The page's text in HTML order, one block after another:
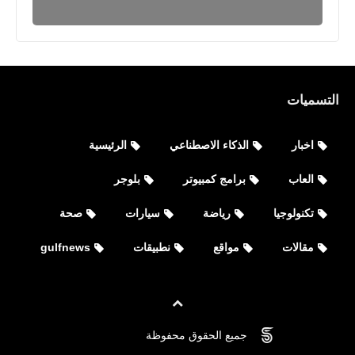
رياضة
الدوري الإنجليزي 2019/2020
التسميات
اخبار الذكاء الاصطناعي الرئيسية
العاب برامج كمبيوتر بلوجر
تكنولوجيا رياضة سيارات صحة
مقالات مواقع نطبيقات gulfnews
جميع الحقوق محفوظة